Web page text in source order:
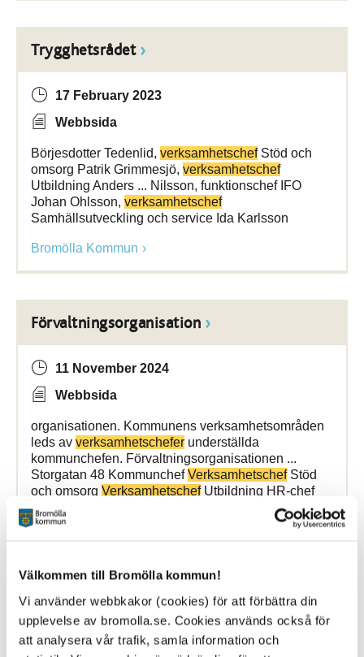
Välkommen till Bromölla kommun!
Vi använder webbkakor (cookies) för att förbättra din
upplevelse av bromolla.se. Cookies används också för
att analysera vår trafik, samla information och
Trygghetsrådet
17 February 2023
Webbsida
Börjesdotter Tedenlid, verksamhetschefStöd och
omsorg Patrik Grimmesjö, verksamhetschef
Utbildning Anders ... Nilsson, funktionschef IFO
Johan Ohlsson, verksamhetschef
Samhällsutveckling och service Ida Karlsson
Bromölla Kommun
Förvaltningsorganisation
11 November 2024
Webbsida
organisationen. Kommunens verksamhetsområden
leds av verksamhetschefer underställda
kommunchefen. Förvaltningsorganisationen ...
Storgatan 48 KommunchefVerksamhetschefStöd
och omsorg VerksamhetschefUtbildning HR-chef
Kanslichef
Trygghetsrådet